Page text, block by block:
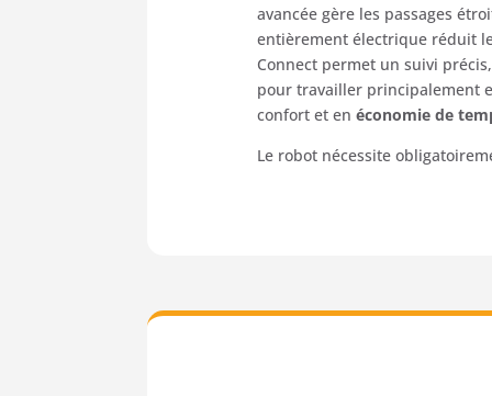
avancée gère les passages
entièrement électrique réduit
Connect permet un suivi
pour travailler principalement
confort et enéconomie de
Le robot nécessite